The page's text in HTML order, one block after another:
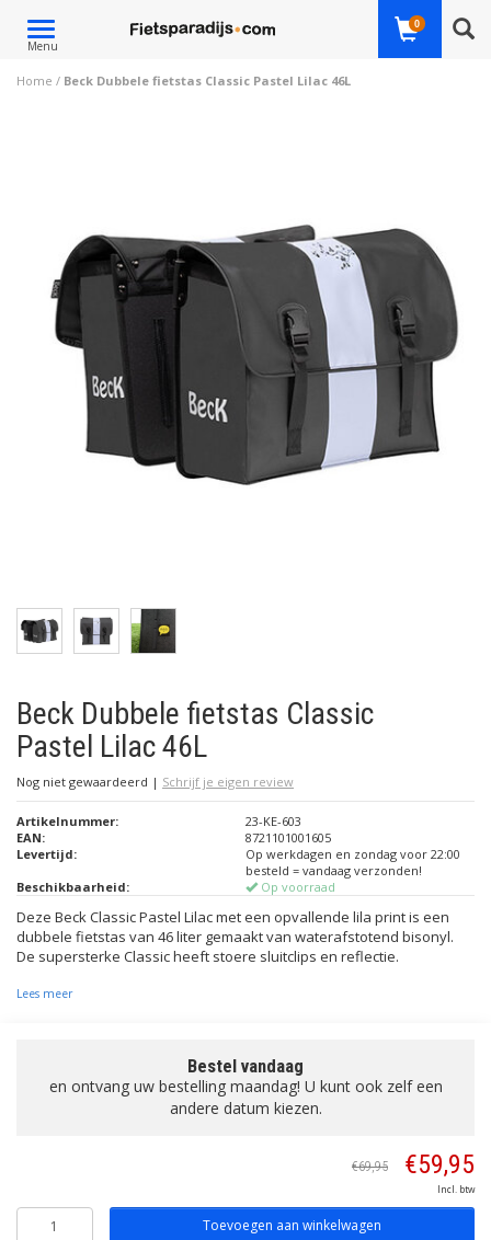
Toggle
navigation
Menu
0
Home / Beck Dubbele fietstas Classic Pastel Lilac 46L
Beck Dubbele fietstas Classic
Pastel Lilac 46L
Nog niet gewaardeerd | Schrijf je eigen review
Artikelnummer:
23-KE-603
EAN:
8721101001605
Levertijd:
Op werkdagen en zondag voor 22:00
besteld = vandaag verzonden!
Beschikbaarheid:
Op voorraad
Deze Beck Classic Pastel Lilac met een opvallende lila print is een
dubbele fietstas van 46 liter gemaakt van waterafstotend bisonyl.
De supersterke Classic heeft stoere sluitclips en reflectie.
Lees meer
Bestel vandaag
en ontvang uw bestelling maandag! U kunt ook zelf een
andere datum kiezen.
€69,95 €59,95
Incl. btw
Toevoegen aan winkelwagen